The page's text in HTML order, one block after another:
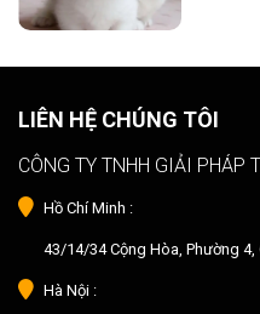
LIÊN HỆ CHÚNG TÔI
CÔNG TY TNHH GIẢI PHÁP
Hồ Chí Minh :
43/14/34 Cộng Hòa, Phường 4,
Hà Nội :